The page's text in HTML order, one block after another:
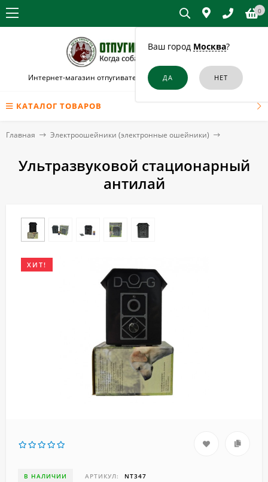
Ваш город Москва?
0
Интернет-магазин отпугивателей собак и кошек в Липецке
КАТАЛОГ ТОВАРОВ
Главная Электроошейники (электронные ошейники)
Ультразвуковой стационарный
антилай
ХИТ!
В НАЛИЧИИ АРТИКУЛ: NT347